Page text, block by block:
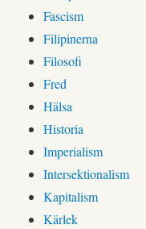
Fascism
Filipinerna
Filosofi
Fred
Hälsa
Historia
Imperialism
Intersektionalism
Kapitalism
Kärlek